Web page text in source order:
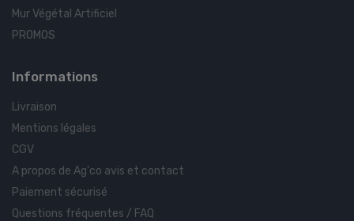
Mur Végétal Artificiel
PROMOS
Informations
Livraison
Mentions légales
CGV
A propos de Ag'co avis et contact
Paiement sécurisé
Questions fréquentes / FAQ